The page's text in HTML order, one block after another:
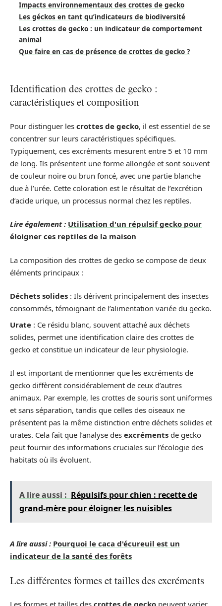
Impacts environnementaux des crottes de gecko
Les géckos en tant qu’indicateurs de biodiversité
Les crottes de gecko : un indicateur de comportement
animal
Que faire en cas de présence de crottes de gecko ?
Identification des crottes de gecko :
caractéristiques et composition
Pour distinguer les crottes de gecko, il est essentiel de se
concentrer sur leurs caractéristiques spécifiques.
Typiquement, ces excréments mesurent entre 5 et 10 mm
de long. Ils présentent une forme allongée et sont souvent
de couleur noire ou brun foncé, avec une partie blanche
due à l’urée. Cette coloration est le résultat de l’excrétion
d’acide urique, un processus normal chez les reptiles.
Lire également : Utilisation d'un répulsif gecko pour
éloigner ces reptiles de la maison
La composition des crottes de gecko se compose de deux
éléments principaux :
Déchets solides : Ils dérivent principalement des insectes
consommés, témoignant de l’alimentation variée du gecko.
Urate : Ce résidu blanc, souvent attaché aux déchets
solides, permet une identification claire des crottes de
gecko et constitue un indicateur de leur physiologie.
Il est important de mentionner que les excréments de
gecko diffèrent considérablement de ceux d’autres
animaux. Par exemple, les crottes de souris sont uniformes
et sans séparation, tandis que celles des oiseaux ne
présentent pas la même distinction entre déchets solides et
urates. Cela fait que l’analyse des excréments de gecko
peut fournir des informations cruciales sur l’écologie des
habitats où ils évoluent.
A lire aussi : Répulsifs pour chien : recette de
grand-mère pour éloigner les nuisibles
A lire aussi : Pourquoi le caca d'écureuil est un
indicateur de la santé des forêts
Les différentes formes et tailles des excréments